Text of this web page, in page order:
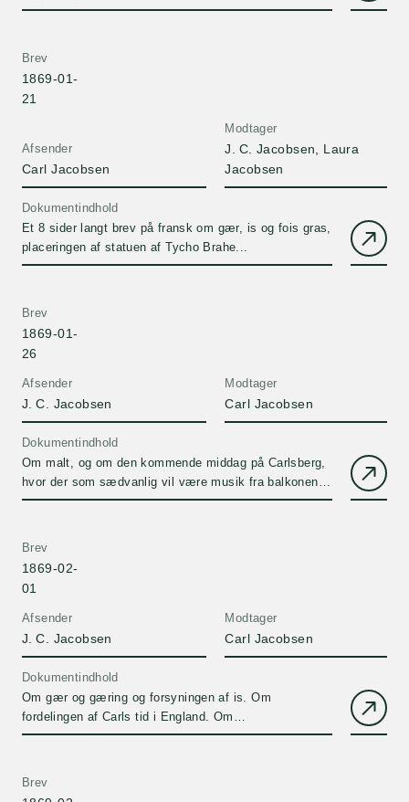
Ørsted og H. V. Bissens buster og statuen af Tycho
ligegyldig overfor et ophold i London.
Afsender
Carl Jacobsen
Brev
1869-01-
21
Modtager
J. C. Jacobsen, Laura
Jacobsen
Dokumentindhold
Et 8 sider langt brev på fransk om gær, is og fois gras,
placeringen af statuen af Tycho Brahe...
Afsender
J. C. Jacobsen
Brev
1869-01-
26
Modtager
Carl Jacobsen
Dokumentindhold
Om malt, og om den kommende middag på Carlsberg,
hvor der som sædvanlig vil være musik fra balkonen,
for det meste af Mozart.
Afsender
J. C. Jacobsen
Brev
1869-02-
01
Modtager
Carl Jacobsen
Dokumentindhold
Om gær og gæring og forsyningen af is. Om
fordelingen af Carls tid i England. Om
middagsselskabet, der efter J. C. Jacobsens egen
Brev